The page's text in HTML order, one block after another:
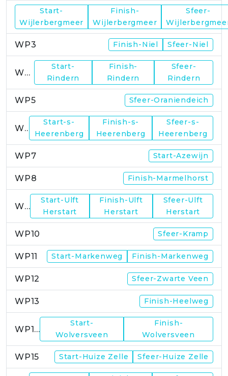
Start-
Wijlerbergmeer
Finish-
Wijlerbergmeer
Sfeer-
WP3 Finish-Niel Sfeer-Niel
WP4
Start-
Rindern
Finish-
Rindern
Sfeer-
Rindern
WP5 Sfeer-Oraniendeich
WP6
Start-s-
Heerenberg
Finish-s-
Heerenberg
Sfeer-s-
Heerenberg
WP7 Start-Azewijn
WP8 Finish-Marmelhorst
WP9
Start-Ulft
Herstart
Finish-Ulft
Herstart
Sfeer-Ulft
Herstart
WP10 Sfeer-Kramp
WP11 Start-Markenweg Finish-Markenweg
WP12 Sfeer-Zwarte Veen
WP13 Finish-Heelweg
WP14
Start-
Wolversveen
Finish-
Wolversveen
WP15 Start-Huize Zelle Sfeer-Huize Zelle